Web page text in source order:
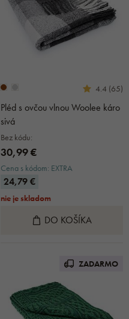
4.4 (65)
Pléd s ovčou vlnou Woolee káro
sivá
Bez kódu:
30,99 €
Cena s kódom: EXTRA
24,79 €
nie je skladom
DO KOŠÍKA
ZADARMO